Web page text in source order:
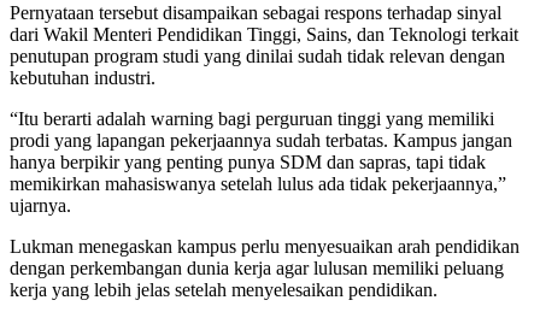
Pernyataan tersebut disampaikan sebagai respons terhadap sinyal
dari Wakil Menteri Pendidikan Tinggi, Sains, dan Teknologi terkait
penutupan program studi yang dinilai sudah tidak relevan dengan
kebutuhan industri.
“Itu berarti adalah warning bagi perguruan tinggi yang memiliki
prodi yang lapangan pekerjaannya sudah terbatas. Kampus jangan
hanya berpikir yang penting punya SDM dan sapras, tapi tidak
memikirkan mahasiswanya setelah lulus ada tidak pekerjaannya,”
ujarnya.
Lukman menegaskan kampus perlu menyesuaikan arah pendidikan
dengan perkembangan dunia kerja agar lulusan memiliki peluang
kerja yang lebih jelas setelah menyelesaikan pendidikan.